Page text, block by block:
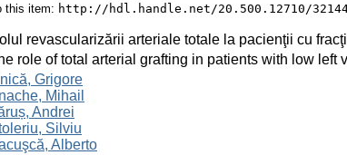
this item: http://hdl.handle.net/20.500.12710/
revascularizării arteriale totale la pacienţii cu
role of total arterial grafting in patients with low left
Grigore
Mihail
Andrei
Silviu
Alberto